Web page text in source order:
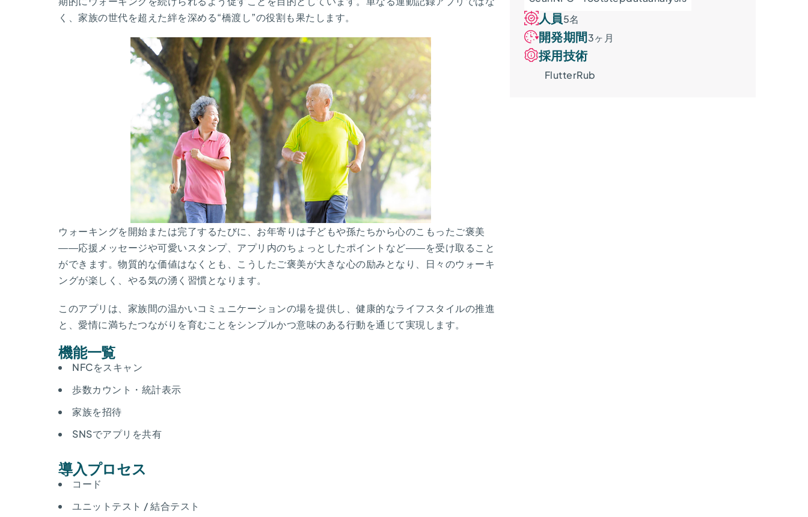
く、家族の世代を超えた絆を深める“橋渡し”の役割も果たします。
ウォーキングを開始または完了するたびに、お年寄りは子どもや孫たちから心のこもったご褒美
――応援メッセージや可愛いスタンプ、アプリ内のちょっとしたポイントなど――を受け取ること
ができます。物質的な価値はなくとも、こうしたご褒美が大きな心の励みとなり、日々のウォーキ
ングが楽しく、やる気の湧く習慣となります。
このアプリは、家族間の温かいコミュニケーションの場を提供し、健康的なライフスタイルの推進
と、愛情に満ちたつながりを育むことをシンプルかつ意味のある行動を通じて実現します。
機能一覧
NFCをスキャン
歩数カウント・統計表示
家族を招待
SNSでアプリを共有
導入プロセス
コード
ユニットテスト / 結合テスト
人員5名
開発期間3ヶ月
採用技術
FlutterRub